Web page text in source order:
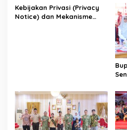
e
Kebijakan Privasi (Privacy
Notice) dan Mekanisme